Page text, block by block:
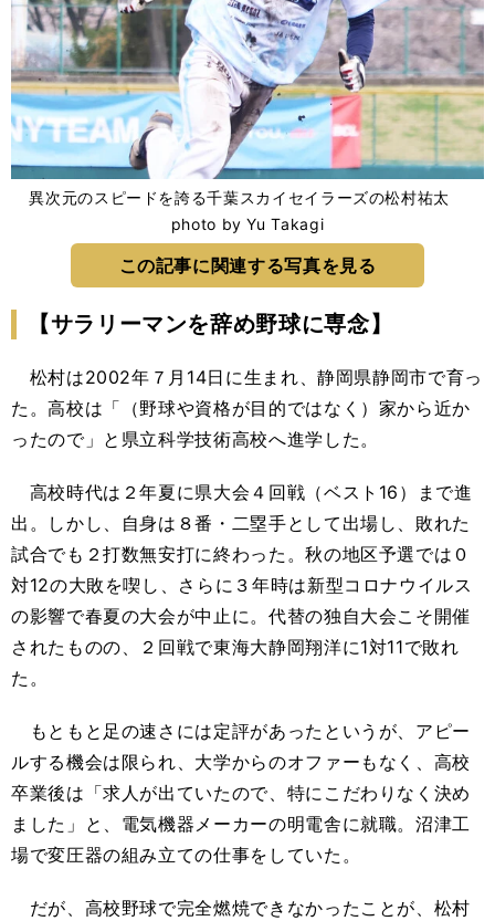
異次元のスピードを誇る千葉スカイセイラーズの松村祐太
photo by Yu Takagi
この記事に関連する写真を見る
【サラリーマンを辞め野球に専念】
松村は2002年７月14日に生まれ、静岡県静岡市で育っ
た。高校は「（野球や資格が目的ではなく）家から近か
ったので」と県立科学技術高校へ進学した。
高校時代は２年夏に県大会４回戦（ベスト16）まで進
出。しかし、自身は８番・二塁手として出場し、敗れた
試合でも２打数無安打に終わった。秋の地区予選では０
対12の大敗を喫し、さらに３年時は新型コロナウイルス
の影響で春夏の大会が中止に。代替の独自大会こそ開催
されたものの、２回戦で東海大静岡翔洋に1対11で敗れ
た。
もともと足の速さには定評があったというが、アピー
ルする機会は限られ、大学からのオファーもなく、高校
卒業後は「求人が出ていたので、特にこだわりなく決め
ました」と、電気機器メーカーの明電舎に就職。沼津工
場で変圧器の組み立ての仕事をしていた。
だが、高校野球で完全燃焼できなかったことが、松村